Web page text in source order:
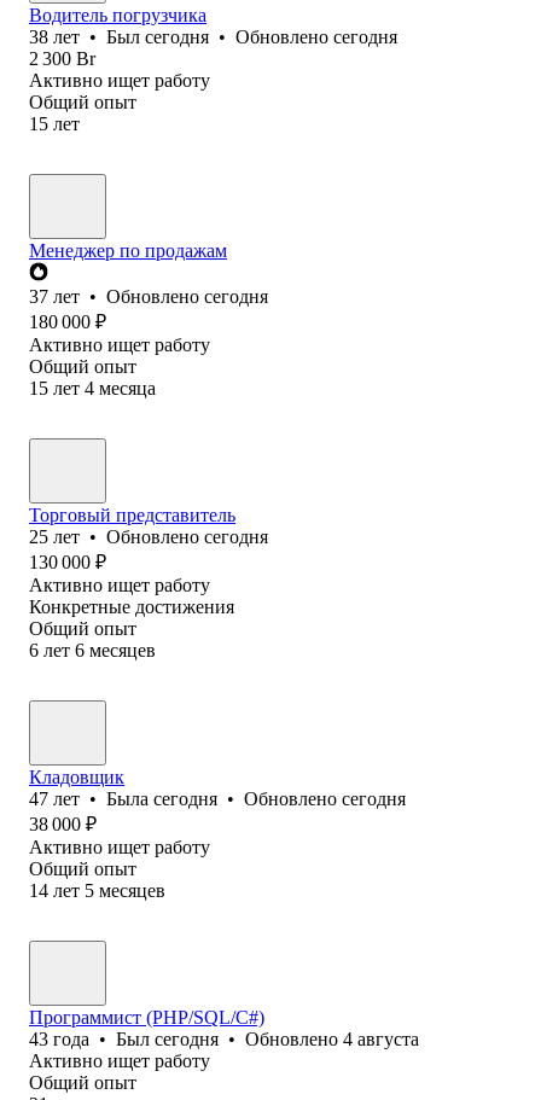
Водитель погрузчика
38 лет • Был сегодня • Обновлено сегодня
2 300 Br
Активно ищет работу
Общий опыт
15 лет
Менеджер по продажам
37 лет • Обновлено сегодня
180 000 ₽
Активно ищет работу
Общий опыт
15 лет 4 месяца
Торговый представитель
25 лет • Обновлено сегодня
130 000 ₽
Активно ищет работу
Конкретные достижения
Общий опыт
6 лет 6 месяцев
Кладовщик
47 лет • Была сегодня • Обновлено сегодня
38 000 ₽
Активно ищет работу
Общий опыт
14 лет 5 месяцев
Программист (PHP/SQL/C#)
43 года • Был сегодня • Обновлено 4 августа
Активно ищет работу
Общий опыт